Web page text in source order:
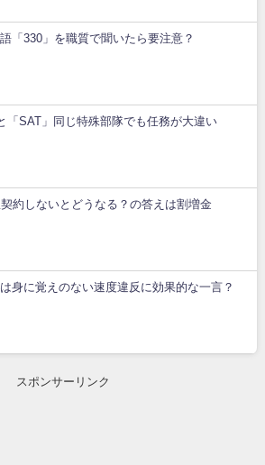
「330」を職質で聞いたら要注意？
「SAT」同じ特殊部隊でも任務が大違い
契約しないとどうなる？の答えは割増金
身に覚えのない速度違反に効果的な一言？
スポンサーリンク